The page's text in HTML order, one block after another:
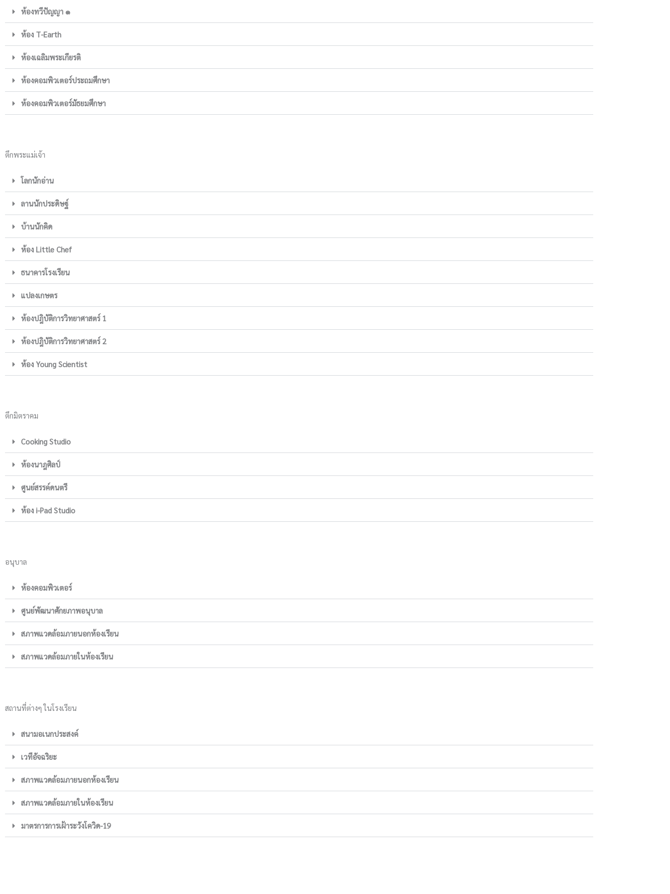
ห้องทวีปัญญา ๑
ห้อง T-Earth
ห้องเฉลิมพระเกียรติ
ห้องคอมพิวเตอร์ประถมศึกษา
ห้องคอมพิวเตอร์มัธยมศึกษา
ตึกพระแม่เจ้า
โลกนักอ่าน
ลานนักประดิษฐ์
บ้านนักคิด
ห้อง Little Chef
ธนาคารโรงเรียน
แปลงเกษตร
ห้องปฎิบัติการวิทยาศาสตร์ 1
ห้องปฎิบัติการวิทยาศาสตร์ 2
ห้อง Young Scientist
ตึกมิตราคม
Cooking Studio
ห้องนาฎศิลป์
ศูนย์สรรค์ดนตรี
ห้อง i-Pad Studio
อนุบาล
ห้องคอมพิวเตอร์
ศูนย์พัฒนาศักยภาพอนุบาล
สภาพแวดล้อมภายนอกห้องเรียน
สภาพแวดล้อมภายในห้องเรียน
สถานที่ต่างๆ ในโรงเรียน
สนามอเนกประสงค์
เวทีอัจฉริยะ
สภาพแวดล้อมภายนอกห้องเรียน
สภาพแวดล้อมภายในห้องเรียน
มาตรการการเฝ้าระวังโควิด-19